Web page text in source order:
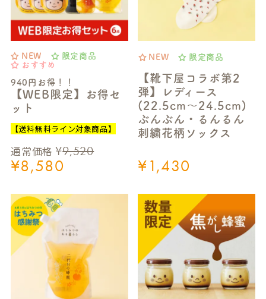
940円お得！！
【WEB限定】お得セ
ット
NEW
限定商品
おすすめ
通常価格 ¥9,520
¥8,580
【送料無料ライン対象商品】
【靴下屋コラボ第2
弾】レディース
(22.5cm～24.5cm)
ぶんぶん・るんるん
刺繍花柄ソックス
NEW 限定商品
¥1,430